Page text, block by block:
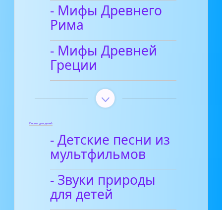
- Мифы Древнего
Рима
- Мифы Древней
Греции
Песни для детей
- Детские песни из
мультфильмов
- Звуки природы
для детей